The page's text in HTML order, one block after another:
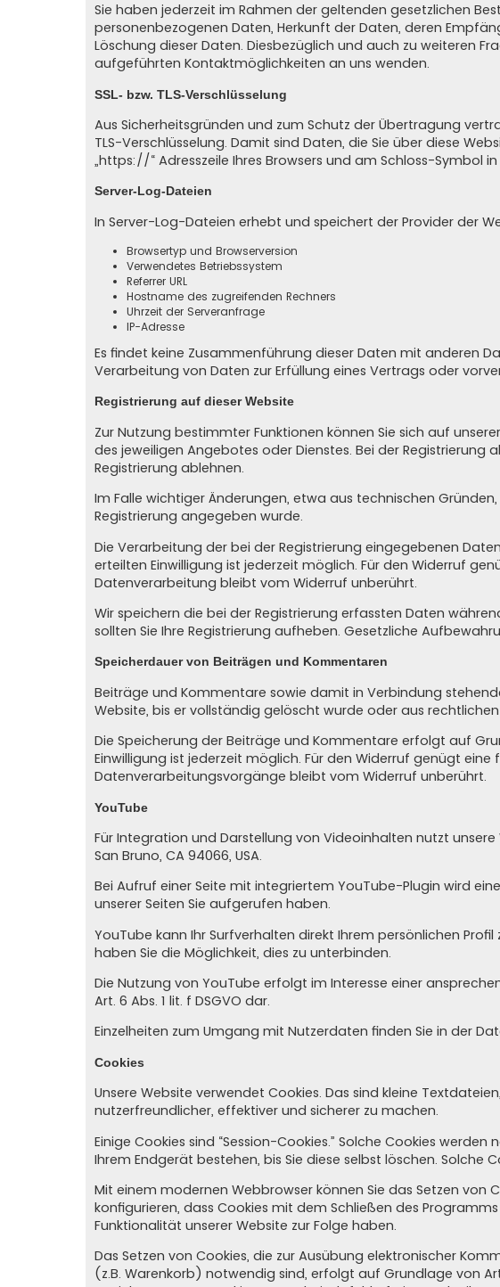
Sie haben jederzeit im Rahmen der geltenden gesetzlichen
personenbezogenen Daten, Herkunft der Daten, deren
Löschung dieser Daten. Diesbezüglich und auch zu weiteren
aufgeführten Kontaktmöglichkeiten an uns wenden.
SSL- bzw. TLS-Verschlüsselung
Aus Sicherheitsgründen und zum Schutz der Übertragung
TLS-Verschlüsselung. Damit sind Daten, die Sie über diese
„https://“ Adresszeile Ihres Browsers und am Schloss-Symbol in
Server-Log-Dateien
In Server-Log-Dateien erhebt und speichert der Provider der
Browsertyp und Browserversion
Verwendetes Betriebssystem
Referrer URL
Hostname des zugreifenden Rechners
Uhrzeit der Serveranfrage
IP-Adresse
Es findet keine Zusammenführung dieser Daten mit anderen
Verarbeitung von Daten zur Erfüllung eines Vertrags oder
Registrierung auf dieser Website
Zur Nutzung bestimmter Funktionen können Sie sich auf
des jeweiligen Angebotes oder Dienstes. Bei der
Registrierung ablehnen.
Im Falle wichtiger Änderungen, etwa aus technischen
Registrierung angegeben wurde.
Die Verarbeitung der bei der Registrierung eingegebenen
erteilten Einwilligung ist jederzeit möglich. Für den Widerruf
Datenverarbeitung bleibt vom Widerruf unberührt.
Wir speichern die bei der Registrierung erfassten Daten
sollten Sie Ihre Registrierung aufheben. Gesetzliche
Speicherdauer von Beiträgen und Kommentaren
Beiträge und Kommentare sowie damit in Verbindung
Website, bis er vollständig gelöscht wurde oder aus
Die Speicherung der Beiträge und Kommentare erfolgt auf
Einwilligung ist jederzeit möglich. Für den Widerruf genügt
Datenverarbeitungsvorgänge bleibt vom Widerruf unberührt.
YouTube
Für Integration und Darstellung von Videoinhalten nutzt unsere
San Bruno, CA 94066, USA.
Bei Aufruf einer Seite mit integriertem YouTube-Plugin wird
unserer Seiten Sie aufgerufen haben.
YouTube kann Ihr Surfverhalten direkt Ihrem persönlichen
haben Sie die Möglichkeit, dies zu unterbinden.
Die Nutzung von YouTube erfolgt im Interesse einer
Art. 6 Abs. 1 lit. f DSGVO dar.
Einzelheiten zum Umgang mit Nutzerdaten finden Sie in der
Cookies
Unsere Website verwendet Cookies. Das sind kleine
nutzerfreundlicher, effektiver und sicherer zu machen.
Einige Cookies sind “Session-Cookies.” Solche Cookies
Ihrem Endgerät bestehen, bis Sie diese selbst löschen. Solche
Mit einem modernen Webbrowser können Sie das Setzen von
konfigurieren, dass Cookies mit dem Schließen des
Funktionalität unserer Website zur Folge haben.
Das Setzen von Cookies, die zur Ausübung elektronischer
(z.B. Warenkorb) notwendig sind, erfolgt auf Grundlage von